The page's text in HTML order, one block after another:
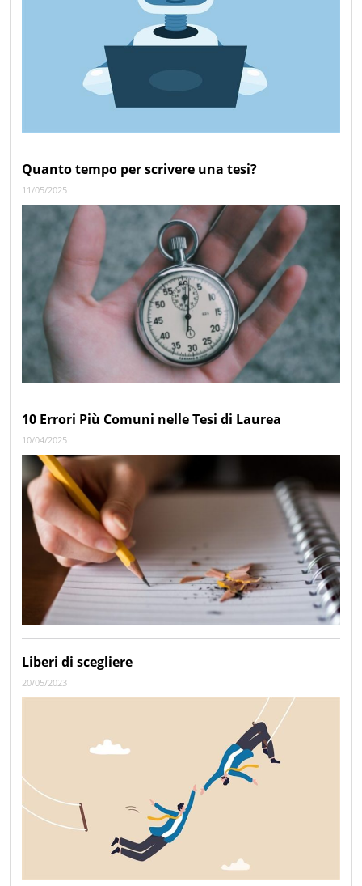
Quanto tempo per scrivere una tesi?
11/05/2025
10 Errori Più Comuni nelle Tesi di Laurea
10/04/2025
Liberi di scegliere
20/05/2023